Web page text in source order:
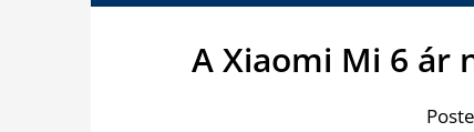
A Xiaomi Mi 6 ár